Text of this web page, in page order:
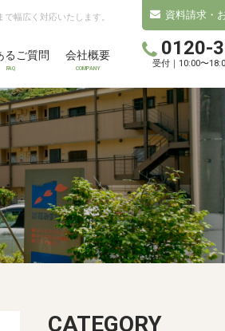
幅広く対応いたします。
るご質問
FAQ
会社概要
COMPANY
資料請求・
0120-
受付｜10:00〜
CATEGORY